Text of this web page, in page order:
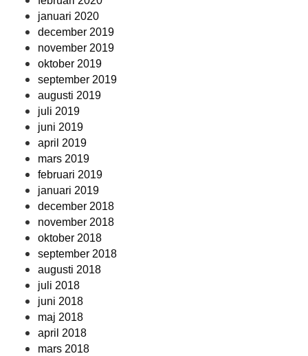
januari 2020
december 2019
november 2019
oktober 2019
september 2019
augusti 2019
juli 2019
juni 2019
april 2019
mars 2019
februari 2019
januari 2019
december 2018
november 2018
oktober 2018
september 2018
augusti 2018
juli 2018
juni 2018
maj 2018
april 2018
mars 2018